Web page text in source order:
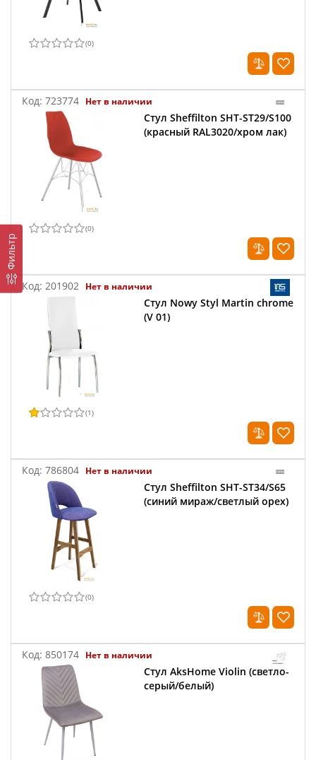
Фильтр
(0)
Код: 723774 Нет в наличии
Стул Sheffilton SHT-ST29/S100
(красный RAL3020/хром лак)
(0)
Код: 201902 Нет в наличии
Стул Nowy Styl Martin chrome
(V 01)
(1)
Код: 786804 Нет в наличии
Стул Sheffilton SHT-ST34/S65
(синий мираж/светлый орех)
(0)
Код: 850174 Нет в наличии
Стул AksHome Violin (светло-
серый/белый)